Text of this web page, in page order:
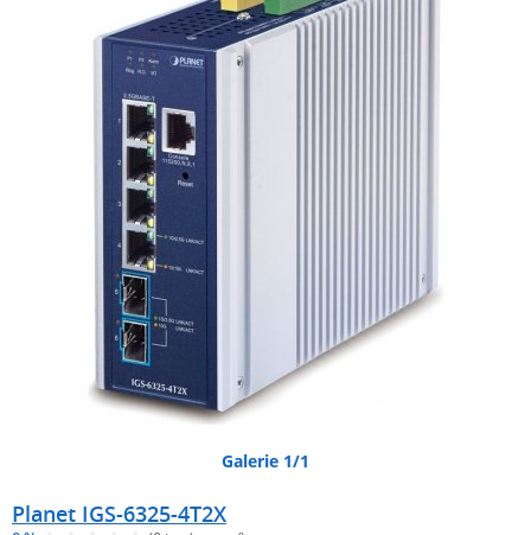
Galerie 1/1
Planet IGS-6325-4T2X